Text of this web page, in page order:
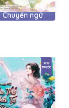
Chuyển ngữ